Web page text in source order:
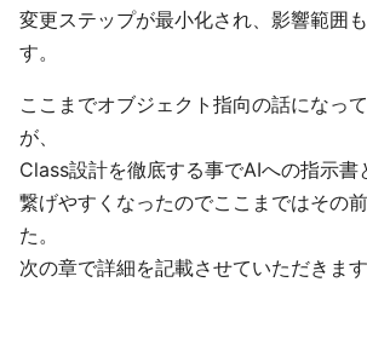
変更ステップが最小化され、影響範囲
す。
ここまでオブジェクト指向の話になっ
が、
Class設計を徹底する事でAIへの指示書
繋げやすくなったのでここまではその
た。
次の章で詳細を記載させていただきます